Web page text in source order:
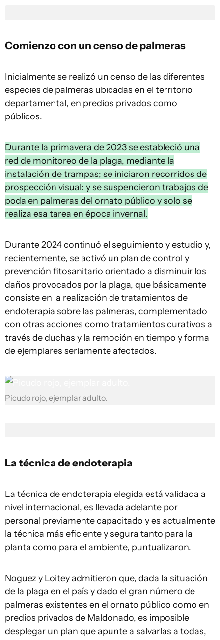
Comienzo con un censo de palmeras
Inicialmente se realizó un censo de las diferentes
especies de palmeras ubicadas en el territorio
departamental, en predios privados como
públicos.
Durante la primavera de 2023 se estableció una
red de monitoreo de la plaga, mediante la
instalación de trampas; se iniciaron recorridos de
prospección visual: y se suspendieron trabajos de
poda en palmeras del ornato público y solo se
realiza esa tarea en época invernal.
Durante 2024 continuó el seguimiento y estudio y,
recientemente, se activó un plan de control y
prevención fitosanitario orientado a disminuir los
daños provocados por la plaga, que básicamente
consiste en la realización de tratamientos de
endoterapia sobre las palmeras, complementado
con otras acciones como tratamientos curativos a
través de duchas y la remoción en tiempo y forma
de ejemplares seriamente afectados.
Picudo rojo, ejemplar adulto.
La técnica de endoterapia
La técnica de endoterapia elegida está validada a
nivel internacional, es llevada adelante por
personal previamente capacitado y es actualmente
la técnica más eficiente y segura tanto para la
planta como para el ambiente, puntualizaron.
Noguez y Loitey admitieron que, dada la situación
de la plaga en el país y dado el gran número de
palmeras existentes en el ornato público como en
predios privados de Maldonado, es imposible
desplegar un plan que apunte a salvarlas a todas,